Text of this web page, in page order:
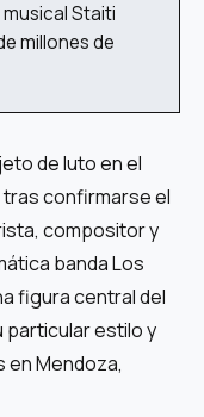
Staiti
millones de
de luto en el
confirmarse el
compositor y
banda Los
figura central del
estilo y
en Mendoza,